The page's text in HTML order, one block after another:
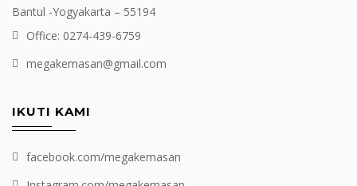
Bantul -Yogyakarta – 55194
Office: 0274-439-6759
megakemasan@gmail.com
IKUTI KAMI
facebook.com/megakemasan